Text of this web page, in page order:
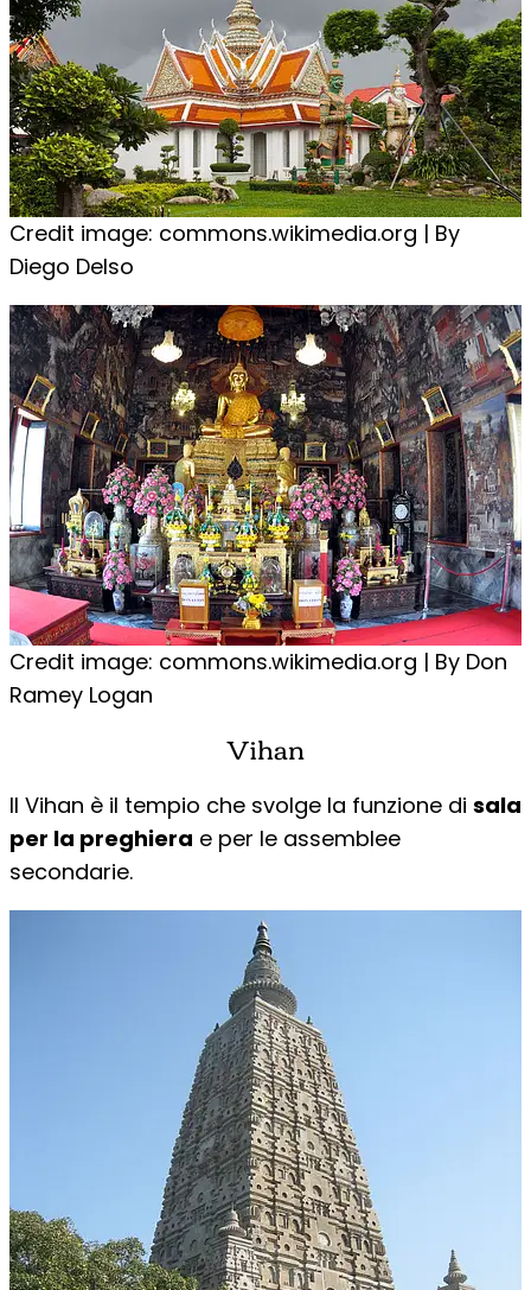
Credit image: commons.wikimedia.org | By
Diego Delso
Credit image: commons.wikimedia.org | By Don
Ramey Logan
Vihan
Il Vihan è il tempio che svolge la funzione di sala
per la preghiera e per le assemblee
secondarie.